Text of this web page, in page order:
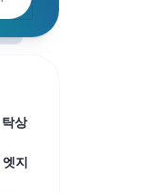
상
지